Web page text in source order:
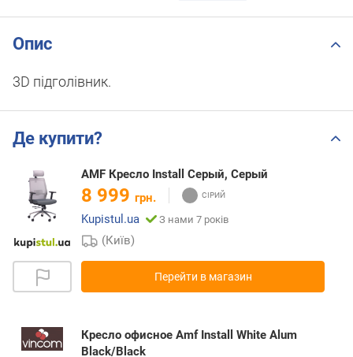
Опис
3D підголівник.
Де купити?
AMF Кресло Install Серый, Серый
8 999 грн.
Kupistul.ua
З нами 7 років
(Київ)
Перейти в магазин
Кресло офисное Amf Install White Alum
Black/Black